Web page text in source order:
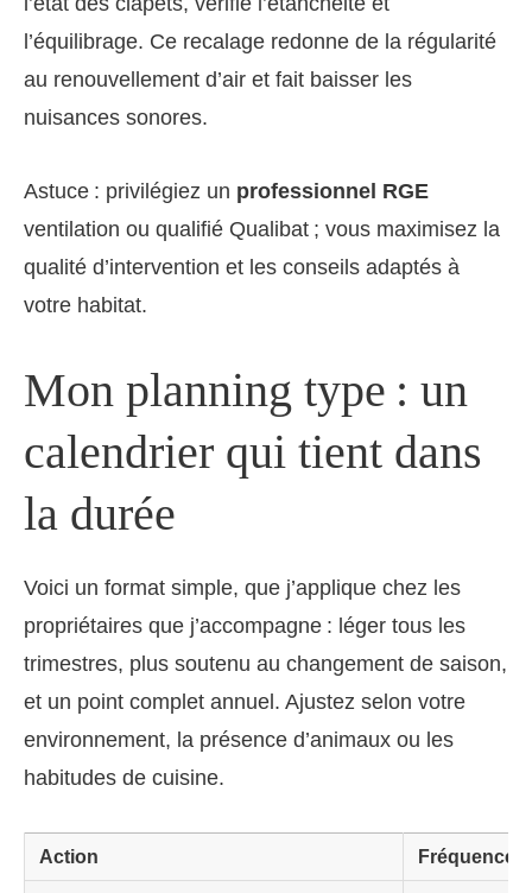
l’équilibrage. Ce recalage redonne de la régularité
au renouvellement d’air et fait baisser les
nuisances sonores.
Astuce : privilégiez un professionnel RGE
ventilation ou qualifié Qualibat ; vous maximisez la
qualité d’intervention et les conseils adaptés à
votre habitat.
Mon planning type : un
calendrier qui tient dans
la durée
Voici un format simple, que j’applique chez les
propriétaires que j’accompagne : léger tous les
trimestres, plus soutenu au changement de saison,
et un point complet annuel. Ajustez selon votre
environnement, la présence d’animaux ou les
habitudes de cuisine.
Action Fréquence